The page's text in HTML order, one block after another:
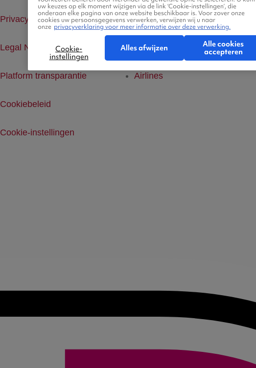
Privacyverklaring
Legal Notice
Platform transparantie
Cookiebeleid
Cookie-instellingen
Hotels
Vlucht + hotel
Airlines
uw keuzes op elk moment wijzigen via de link ‘Cookie-instellingen’, die
onderaan elke pagina van onze website beschikbaar is. Voor zover onze
cookies uw persoonsgegevens verwerken, verwijzen wij u naar
onze privacyverklaring voor meer informatie over deze verwerking.
Cookie-
instellingen
Alles afwijzen
Alle cookies
accepteren